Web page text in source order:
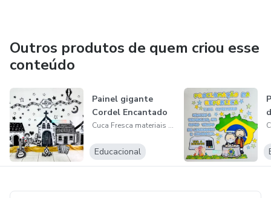
Outros produtos de quem criou esse
conteúdo
Painel gigante
Cordel Encantado
Cuca Fresca materiais pedagógicos
Educacional